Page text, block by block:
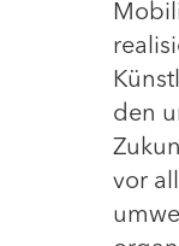
den
vor